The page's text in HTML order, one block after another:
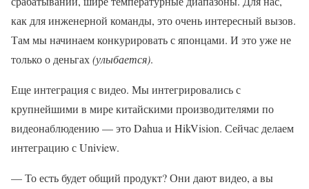
как для инженерной команды, это очень интересный вызов.
Там мы начинаем конкурировать с японцами. И это уже не
только о деньгах(улыбается).
Еще интеграция с видео. Мы интегрировались с
крупнейшими в мире китайскими производителями по
видеонаблюдению — это Dahua и HikVision. Сейчас делаем
интеграцию с Uniview.
— То есть будет общий продукт? Они дают видео, а вы